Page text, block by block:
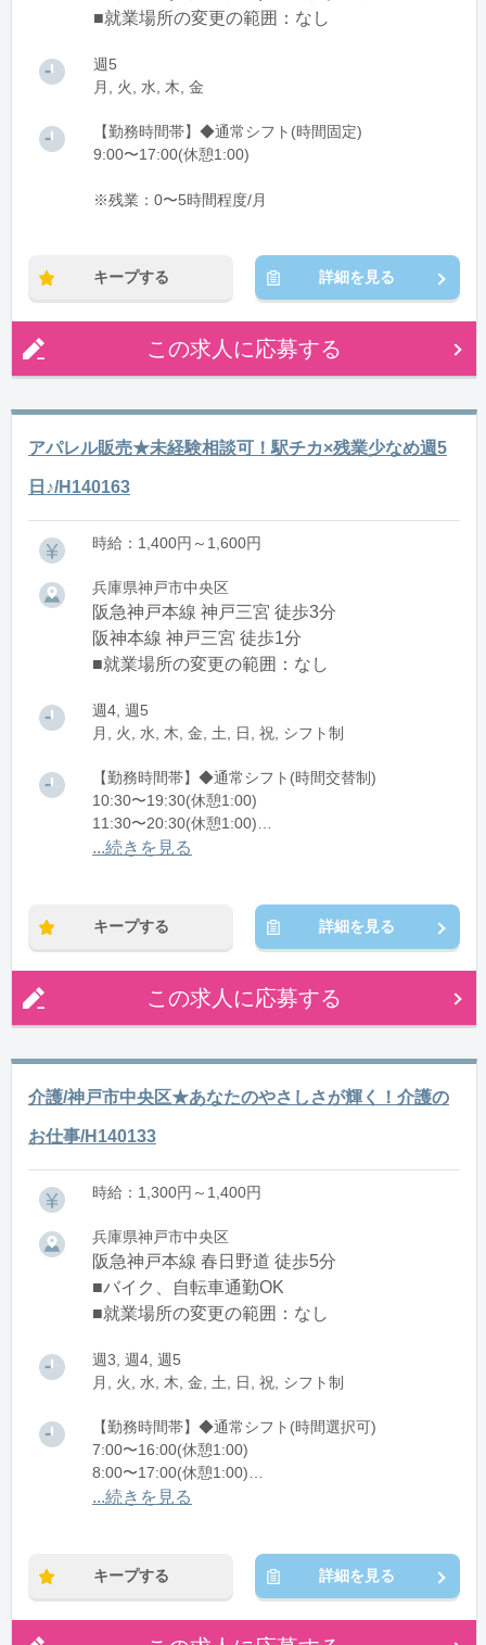
■就業場所の変更の範囲：なし
週5
月, 火, 水, 木, 金
【勤務時間帯】◆通常シフト(時間固定)
9:00〜17:00(休憩1:00)
※残業：0〜5時間程度/月
キープする 詳細を見る
この求人に応募する
アパレル販売★未経験相談可！駅チカ×残業少なめ週5
日♪/H140163
時給：1,400円～1,600円
兵庫県神戸市中央区
阪急神戸本線 神戸三宮 徒歩3分
阪神本線 神戸三宮 徒歩1分
■就業場所の変更の範囲：なし
週4, 週5
月, 火, 水, 木, 金, 土, 日, 祝, シフト制
【勤務時間帯】◆通常シフト(時間交替制)
10:30〜19:30(休憩1:00)
11:30〜20:30(休憩1:00)
12:30〜21:30(休憩1:00)
...続きを見る
キープする 詳細を見る
この求人に応募する
介護/神戸市中央区★あなたのやさしさが輝く！介護の
お仕事/H140133
時給：1,300円～1,400円
兵庫県神戸市中央区
阪急神戸本線 春日野道 徒歩5分
■バイク、自転車通勤OK
■就業場所の変更の範囲：なし
週3, 週4, 週5
月, 火, 水, 木, 金, 土, 日, 祝, シフト制
【勤務時間帯】◆通常シフト(時間選択可)
7:00〜16:00(休憩1:00)
8:00〜17:00(休憩1:00)
12:00〜21:00(休憩1:00)
...続きを見る
キープする 詳細を見る